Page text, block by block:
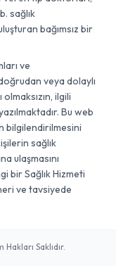
sağlık
bağımsız bir
ve
veya dolaylı
ilgili
Bu web
bilgilendirilmesini
sağlık
ulaşmasını
bir Sağlık Hizmeti
ve tavsiyede
Saklıdır.